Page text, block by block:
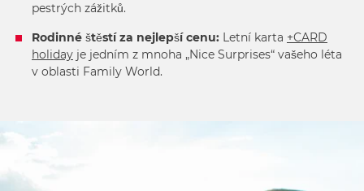
pestrých zážitků.
Rodinné štěstí za nejlepší cenu: Letní karta +CARD
holiday je jedním z mnoha „Nice Surprises“ vašeho léta
v oblasti Family World.